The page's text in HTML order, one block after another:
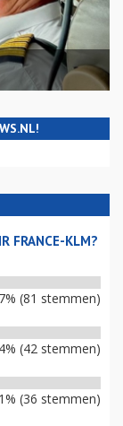
FRANCE-KLM?
(81 stemmen)
(42 stemmen)
(36 stemmen)